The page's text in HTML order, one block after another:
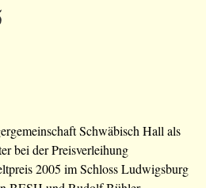
Schwäbisch Hall als
bei der Preisverleihung
2005 im Schloss Ludwigsburg